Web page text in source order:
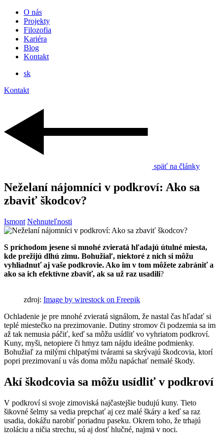
O nás
Projekty
Filozofia
Kariéra
Blog
Kontakt
sk
Kontakt
späť na články
Neželaní nájomníci v podkroví: Ako sa
zbaviť škodcov?
Ismont Nehnuteľnosti
S príchodom jesene si mnohé zvieratá hľadajú útulné miesta,
kde prežijú dlhú zimu. Bohužiaľ, niektoré z nich si môžu
vyhliadnuť aj vaše podkrovie. Ako im v tom môžete zabrániť a
ako sa ich efektívne zbaviť, ak sa už raz usadili?
zdroj: Image by wirestock on Freepik
Ochladenie je pre mnohé zvieratá signálom, že nastal čas hľadať si
teplé miestečko na prezimovanie. Dutiny stromov či podzemia sa im
až tak nemusia páčiť, keď sa môžu usídliť vo vyhriatom podkroví.
Kuny, myši, netopiere či hmyz tam nájdu ideálne podmienky.
Bohužiaľ za milými chlpatými tvárami sa skrývajú škodcovia, ktorí
popri prezimovaní u vás doma môžu napáchať nemalé škody.
Akí škodcovia sa môžu usídliť v podkroví
V podkroví si svoje zimoviská najčastejšie budujú kuny. Tieto
šikovné šelmy sa vedia prepchať aj cez malé škáry a keď sa raz
usadia, dokážu narobiť poriadnu paseku. Okrem toho, že trhajú
izoláciu a ničia strechu, sú aj dosť hlučné, najmä v noci.